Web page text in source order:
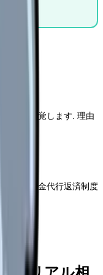
歴で発覚します. 理由
場が奨学金代行返済制度